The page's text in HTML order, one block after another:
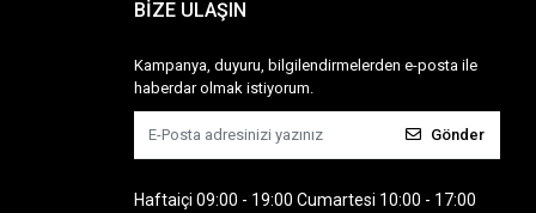
BİZE ULAŞIN
Kampanya, duyuru, bilgilendirmelerden e-posta ile
haberdar olmak istiyorum.
Gönder
Haftaiçi 09:00 - 19:00 Cumartesi 10:00 - 17:00